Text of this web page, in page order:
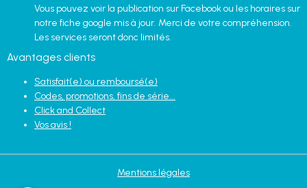
Vous pouvez voir la publication sur Facebook ou les horaires sur
notre fiche google mis à jour. Merci de votre compréhension.
Les services seront donc limités.
Avantages clients
Satisfait(e) ou remboursé(e)
Codes, promotions, fins de série...
Click and Collect
Vos avis !
Mentions légales